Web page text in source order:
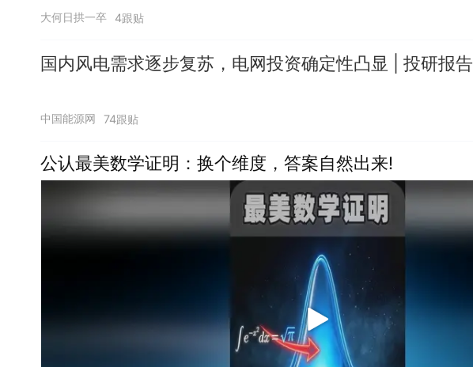
大何日拱一卒 4跟贴
国内风电需求逐步复苏，电网投资确定性凸显 | 投研报告
中国能源网 74跟贴
公认最美数学证明：换个维度，答案自然出来!